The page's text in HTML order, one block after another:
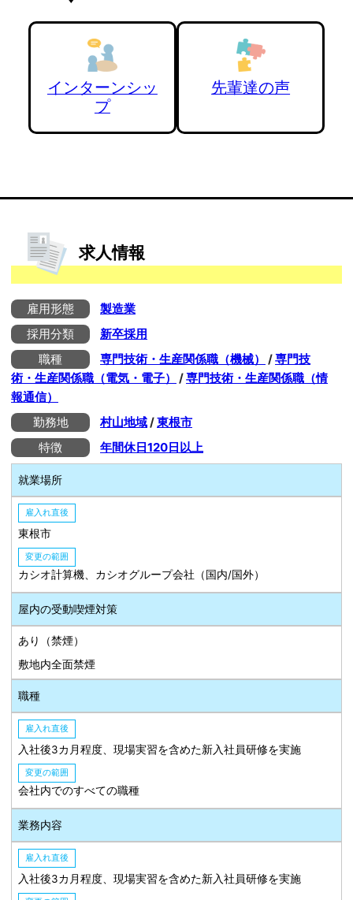
インターンシッ
プ
先輩達の声
求人情報
雇用形態
製造業
採用分類
新卒採用
職種
専門技術・生産関係職（機械） /専門技
術・生産関係職（電気・電子）
/専門技術・生産関係職（情
報通信）
勤務地
村山地域 /東根市
特徴
年間休日120日以上
就業場所
雇入れ直後
東根市
変更の範囲
カシオ計算機、カシオグループ会社（国内/国外）
屋内の受動喫煙対策
あり（禁煙）
敷地内全面禁煙
職種
雇入れ直後
入社後3カ月程度、現場実習を含めた新入社員研修を実施
変更の範囲
会社内でのすべての職種
業務内容
雇入れ直後
入社後3カ月程度、現場実習を含めた新入社員研修を実施